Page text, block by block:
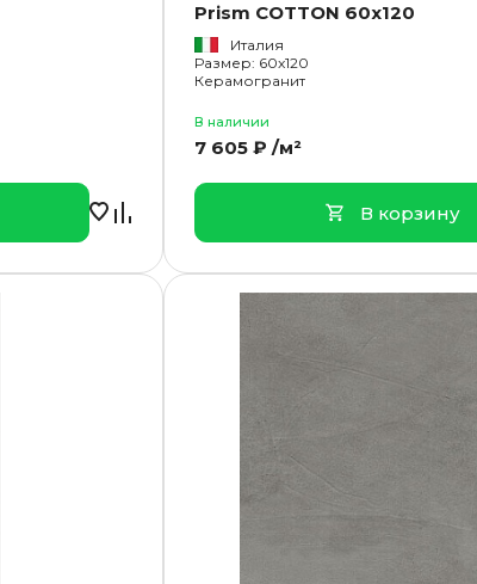
Prism COTTON 60x120
Италия
Размер: 60x120
Керамогранит
В наличии
7 605 ₽ /м²
В корзину